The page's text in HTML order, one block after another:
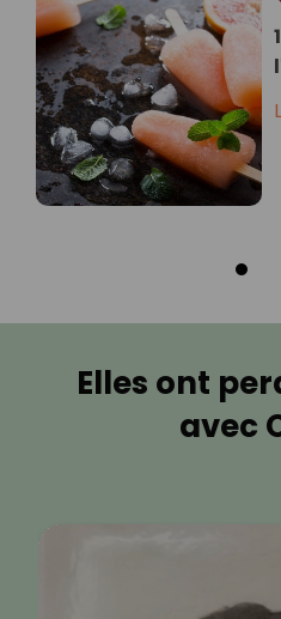
Elles ont
avec